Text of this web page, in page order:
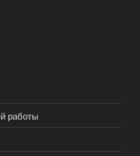
работы